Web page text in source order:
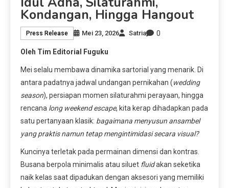
Kondangan, Hingga Hangout
Press Release Mei 23, 2026 Satria 0
Oleh Tim Editorial Fuguku
Mei selalu membawa dinamika sartorial yang menarik. Di
antara padatnya jadwal undangan pernikahan (wedding
season), persiapan momen silaturahmi perayaan, hingga
rencana long weekend escape, kita kerap dihadapkan pada
satu pertanyaan klasik: bagaimana menyusun ansambel
yang praktis namun tetap mengintimidasi secara visual?
Kuncinya terletak pada permainan dimensi dan kontras.
Busana berpola minimalis atau siluet fluidakan seketika
naik kelas saat dipadukan dengan aksesori yang memiliki